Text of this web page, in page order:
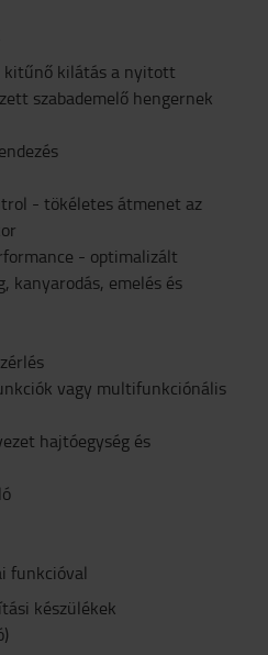
kitűnő kilátás a nyitott
szabademelő hengernek
- tökéletes átmenet az
- optimalizált
kanyarodás, emelés és
vagy multifunkciónális
hajtóegység és
funkcióval
készülékek